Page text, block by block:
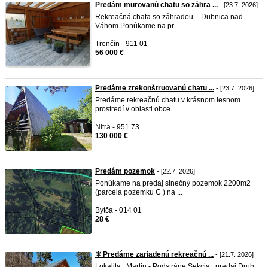
Predám murovanú chatu so záhra ... - [23.7. 2026]
Rekreačná chata so záhradou – Dubnica nad
Váhom Ponúkame na pr ...
Trenčín - 911 01
56 000 €
Predáme zrekonštruovanú chatu ... - [23.7. 2026]
Predáme rekreačnú chatu v krásnom lesnom
prostredí v oblasti obce ...
Nitra - 951 73
130 000 €
Predám pozemok - [22.7. 2026]
Ponúkame na predaj slnečný pozemok 2200m2
(parcela pozemku C ) na ...
Bytča - 014 01
28 €
✳️ Predáme zariadenú rekreačnú ... - [21.7. 2026]